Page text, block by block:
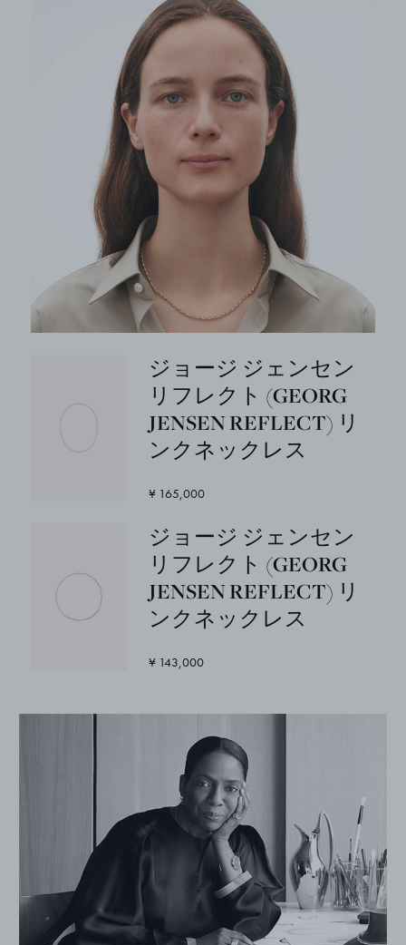
ジョージ ジェンセン
リフレクト (GEORG
JENSEN REFLECT) リ
ンクネックレス
¥ 165,000
ジョージ ジェンセン
リフレクト (GEORG
JENSEN REFLECT) リ
ンクネックレス
¥ 143,000